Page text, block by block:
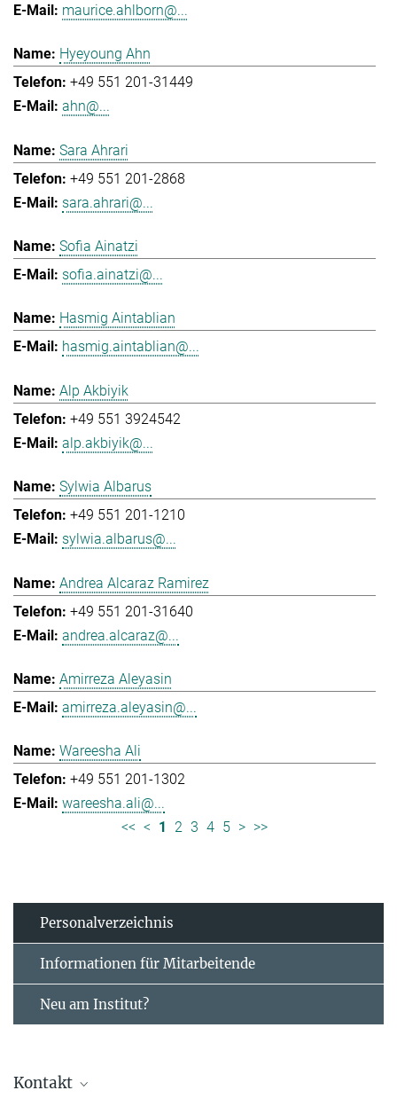
maurice.ahlborn@...
Hyeyoung Ahn
+49 551 201-31449
ahn@...
Sara Ahrari
+49 551 201-2868
sara.ahrari@...
Sofia Ainatzi
sofia.ainatzi@...
Hasmig Aintablian
hasmig.aintablian@...
Alp Akbiyik
+49 551 3924542
alp.akbiyik@...
Sylwia Albarus
+49 551 201-1210
sylwia.albarus@...
Andrea Alcaraz Ramirez
+49 551 201-31640
andrea.alcaraz@...
Amirreza Aleyasin
amirreza.aleyasin@...
Wareesha Ali
+49 551 201-1302
wareesha.ali@...
<< < 1 2 3 4 5 > >>
Personal­verzeichnis
Informationen für Mitarbeitende
Neu am Institut?
Kontakt